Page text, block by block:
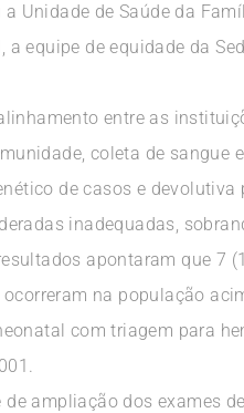
Unidade de Saúde da
equipe de equidade da
entre as
coleta de sangue
de casos e devolutiva
inadequadas,
apontaram que 7
na população
com triagem para
ampliação dos exames